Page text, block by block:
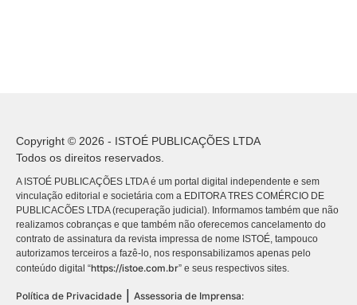
Copyright © 2026 - ISTOÉ PUBLICAÇÕES LTDA
Todos os direitos reservados.
A ISTOÉ PUBLICAÇÕES LTDA é um portal digital independente e sem
vinculação editorial e societária com a EDITORA TRES COMÉRCIO DE
PUBLICACÕES LTDA (recuperação judicial). Informamos também que não
realizamos cobranças e que também não oferecemos cancelamento do
contrato de assinatura da revista impressa de nome ISTOÉ, tampouco
autorizamos terceiros a fazê-lo, nos responsabilizamos apenas pelo
conteúdo digital “https://istoe.com.br” e seus respectivos sites.
Política de Privacidade Assessoria de Imprensa: